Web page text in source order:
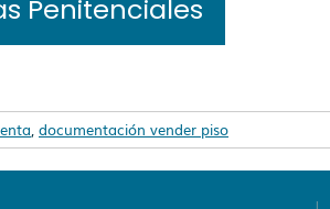
Penitenciales
, documentación vender piso